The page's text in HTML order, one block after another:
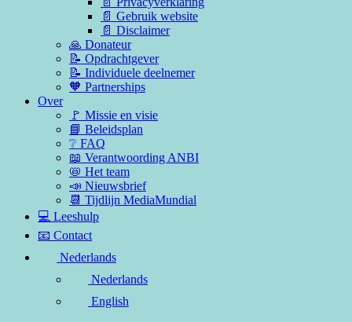
📄 Gebruik website
📄 Disclaimer
🙏 Donateur
📝 Opdrachtgever
📝 Individuele deelnemer
🧡 Partnerships
Over
🚩 Missie en visie
📘 Beleidsplan
❔ FAQ
📖 Verantwoording ANBI
📛 Het team
📣 Nieuwsbrief
📆 Tijdlijn MediaMundial
💻 Leeshulp
📧 Contact
Nederlands
Nederlands
English